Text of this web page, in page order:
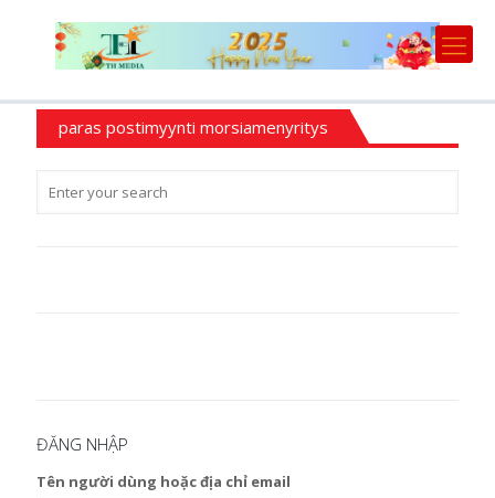
paras postimyynti morsiamenyritys
ĐĂNG NHẬP
Tên người dùng hoặc địa chỉ email